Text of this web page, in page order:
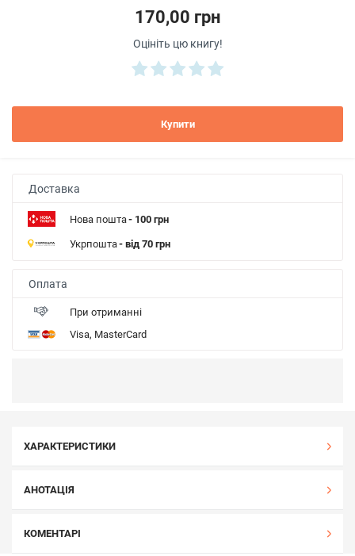
170,00 грн
Оцініть цю книгу!
Купити
Доставка
Нова пошта- 100 грн
Укрпошта- від 70 грн
Оплата
При отриманні
Visa, MasterCard
ХАРАКТЕРИСТИКИ
АНОТАЦІЯ
КОМЕНТАРІ